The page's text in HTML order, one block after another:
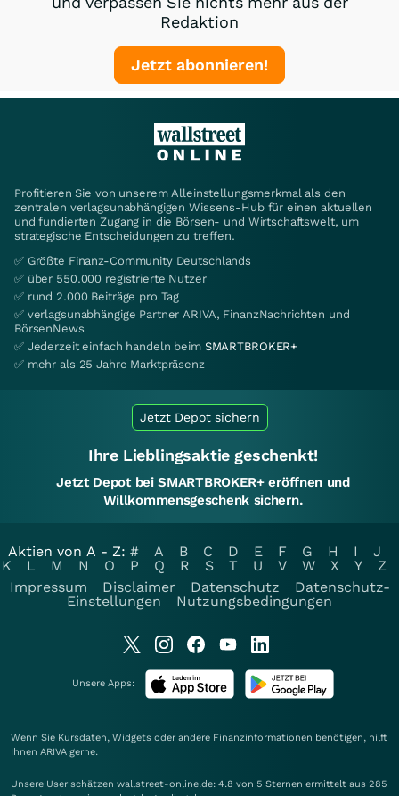
Redaktion
Jetzt abonnieren!
Profitieren Sie von unserem Alleinstellungsmerkmal als den
zentralen verlagsunabhängigen Wissens-Hub für einen aktuellen
und fundierten Zugang in die Börsen- und Wirtschaftswelt, um
strategische Entscheidungen zu treffen.
✅ Größte Finanz-Community Deutschlands
✅ über 550.000 registrierte Nutzer
✅ rund 2.000 Beiträge pro Tag
✅ verlagsunabhängige Partner ARIVA, FinanzNachrichten und
BörsenNews
✅ Jederzeit einfach handeln beim SMARTBROKER+
✅ mehr als 25 Jahre Marktpräsenz
Jetzt Depot sichern
Ihre Lieblingsaktie geschenkt!
Jetzt Depot bei SMARTBROKER+ eröffnen und
Willkommensgeschenk sichern.
Aktien von A - Z: # A B C D E F G H I
J
K
L M N O P Q R S T U V W X Y
Z
Impressum
Disclaimer Datenschutz
Datenschutz-
Einstellungen
Nutzungsbedingungen
Unsere Apps:
Wenn Sie Kursdaten, Widgets oder andere Finanzinformationen benötigen, hilft
Ihnen ARIVA gerne.
Unsere User schätzen wallstreet-online.de: 4.8 von 5 Sternen ermittelt aus 285